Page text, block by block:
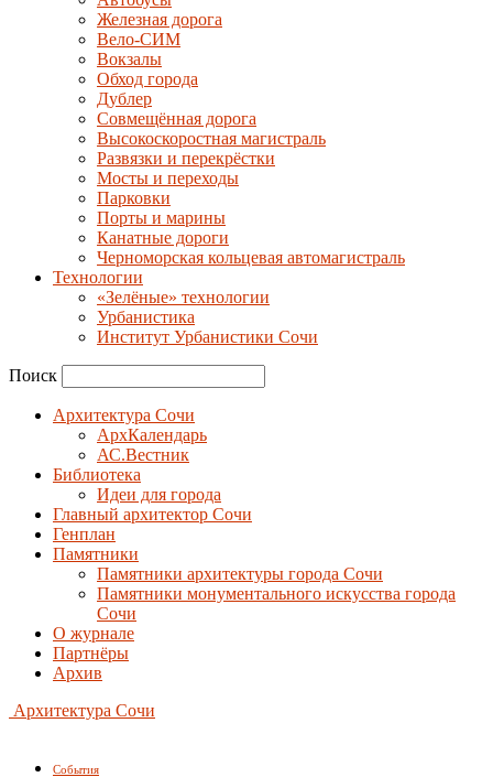
Железная дорога
Вело-СИМ
Вокзалы
Обход города
Дублер
Совмещённая дорога
Высокоскоростная магистраль
Развязки и перекрёстки
Мосты и переходы
Парковки
Порты и марины
Канатные дороги
Черноморская кольцевая автомагистраль
Технологии
«Зелёные» технологии
Урбанистика
Институт Урбанистики Сочи
Поиск
Архитектура Сочи
АрхКалендарь
АС.Вестник
Библиотека
Идеи для города
Главный архитектор Сочи
Генплан
Памятники
Памятники архитектуры города Сочи
Памятники монументального искусства города
Сочи
О журнале
Партнёры
Архив
Архитектура Сочи
События